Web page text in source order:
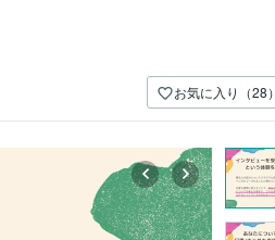
お気に入り（28）